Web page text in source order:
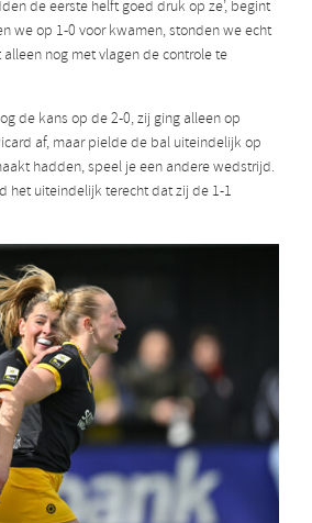
de eerste helft goed druk op ze’, begint
we op 1-0 voor kwamen, stonden we echt
nog met vlagen de controle te
de kans op de 2-0, zij ging alleen op
af, maar pielde de bal uiteindelijk op
hadden, speel je een andere wedstrijd.
het uiteindelijk terecht dat zij de 1-1